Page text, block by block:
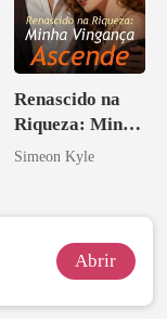
Renascido na
Riqueza: Minha
Vingança
Simeon Kyle
Abrir